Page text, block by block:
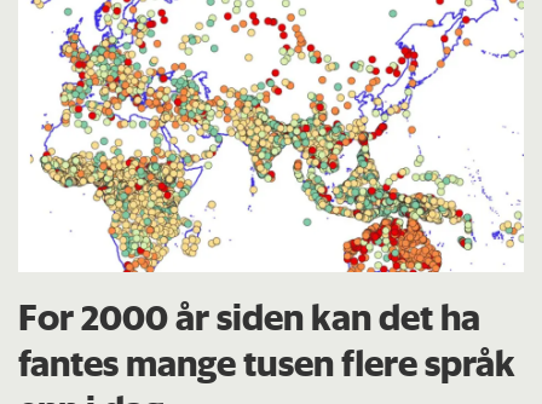
For 2000 år siden kan det ha
fantes mange tusen flere språk